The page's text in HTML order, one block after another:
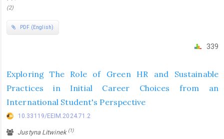
(2)
PDF (English)
339
Exploring The Role of Green HR and Sustainable
Practices in Initial Career Choices from an
International Student's Perspective
10.33119/EEIM.2024.71.2
Justyna Litwinek (1)